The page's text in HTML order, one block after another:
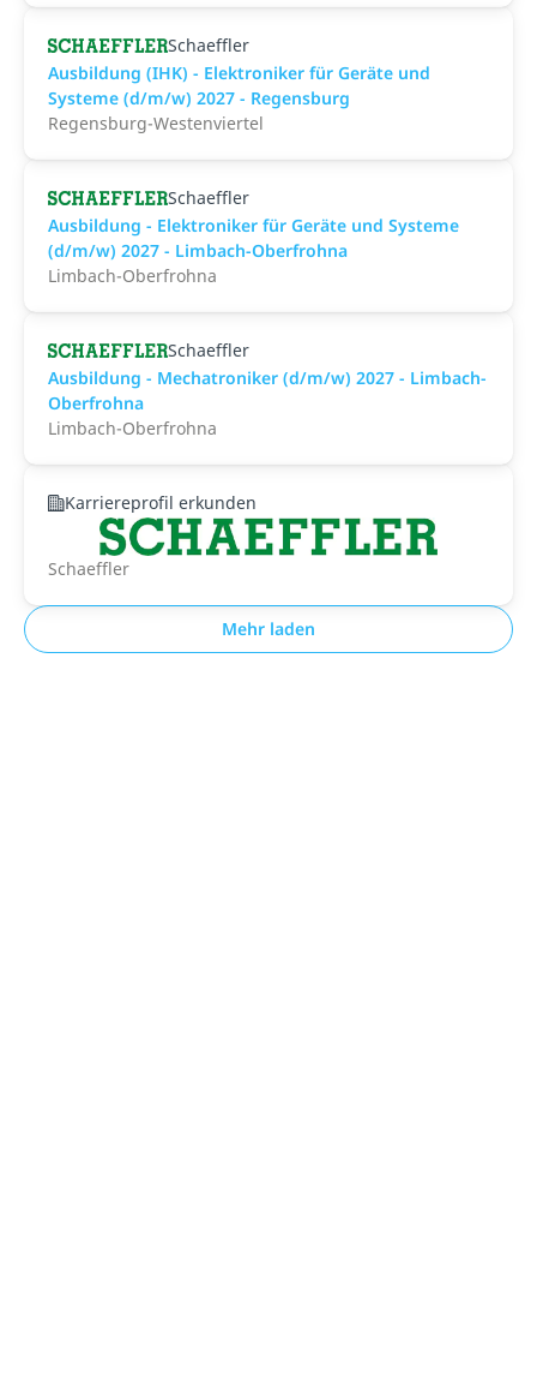
Schaeffler
Ausbildung (IHK) - Elektroniker für Geräte und
Systeme (d/m/w) 2027 - Regensburg
Regensburg-Westenviertel
Schaeffler
Ausbildung - Elektroniker für Geräte und Systeme
(d/m/w) 2027 - Limbach-Oberfrohna
Limbach-Oberfrohna
Schaeffler
Ausbildung - Mechatroniker (d/m/w) 2027 - Limbach-
Oberfrohna
Limbach-Oberfrohna
Karriereprofil erkunden
Schaeffler
Mehr laden